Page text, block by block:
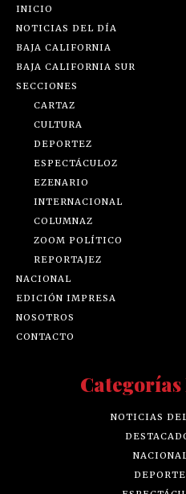
INICIO
NOTICIAS DEL DÍA
BAJA CALIFORNIA
BAJA CALIFORNIA SUR
SECCIONES
CARTAZ
CULTURA
DEPORTEZ
ESPECTÁCULOZ
EZENARIO
INTERNACIONAL
COLUMNAZ
ZOOM POLÍTICO
REPORTAJEZ
NACIONAL
EDICIÓN IMPRESA
NOSOTROS
CONTACTO
NOTICIAS